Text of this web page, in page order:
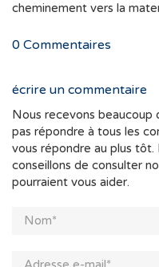
cheminement vers la
0 Commentaires
écrire un commentaire
Nous recevons beaucoup
pas répondre à tous les
vous répondre au plus
conseillons de consulter
pourraient vous aider.